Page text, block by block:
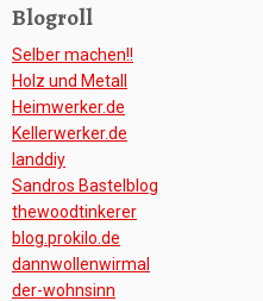
Blogroll
Selber machen!!
Holz und Metall
Heimwerker.de
Kellerwerker.de
Ianddiy
Sandros Bastelblog
thewoodtinkerer
blog.prokilo.de
dannwollenwirmal
der-wohnsinn